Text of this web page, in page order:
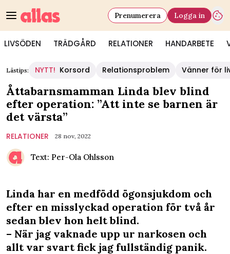
LIVSÖDEN TRÄDGÅRD RELATIONER HANDARBETE
Prenumerera Logga in
Lästips: NYTT! Korsord Relationsproblem Vänner för
Åttabarnsmamman Linda blev blind
efter operation: ”Att inte se barnen är
det värsta”
RELATIONER 28 nov, 2022
Text: Per-Ola Ohlsson
Linda har en medfödd ögonsjukdom och
efter en misslyckad operation för två år
sedan blev hon helt blind.
– När jag vaknade upp ur narkosen och
allt var svart fick jag fullständig panik.